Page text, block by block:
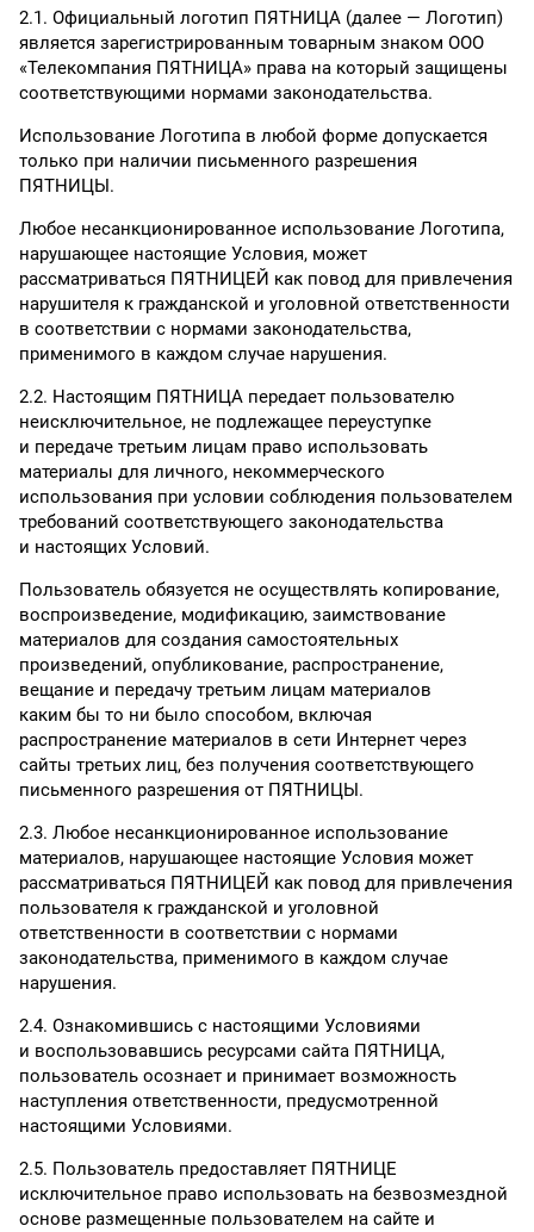
2.1. Официальный логотип ПЯТНИЦА (далее — Логотип)
является зарегистрированным товарным знаком ООО
«Телекомпания ПЯТНИЦА» права на который защищены
соответствующими нормами законодательства.
Использование Логотипа в любой форме допускается
только при наличии письменного разрешения
ПЯТНИЦЫ.
Любое несанкционированное использование Логотипа,
нарушающее настоящие Условия, может
рассматриваться ПЯТНИЦЕЙ как повод для привлечения
нарушителя к гражданской и уголовной ответственности
в соответствии с нормами законодательства,
применимого в каждом случае нарушения.
2.2. Настоящим ПЯТНИЦА передает пользователю
неисключительное, не подлежащее переуступке
и передаче третьим лицам право использовать
материалы для личного, некоммерческого
использования при условии соблюдения пользователем
требований соответствующего законодательства
и настоящих Условий.
Пользователь обязуется не осуществлять копирование,
воспроизведение, модификацию, заимствование
материалов для создания самостоятельных
произведений, опубликование, распространение,
вещание и передачу третьим лицам материалов
каким бы то ни было способом, включая
распространение материалов в сети Интернет через
сайты третьих лиц, без получения соответствующего
письменного разрешения от ПЯТНИЦЫ.
2.3. Любое несанкционированное использование
материалов, нарушающее настоящие Условия может
рассматриваться ПЯТНИЦЕЙ как повод для привлечения
пользователя к гражданской и уголовной
ответственности в соответствии с нормами
законодательства, применимого в каждом случае
нарушения.
2.4. Ознакомившись с настоящими Условиями
и воспользовавшись ресурсами сайта ПЯТНИЦА,
пользователь осознает и принимает возможность
наступления ответственности, предусмотренной
настоящими Условиями.
2.5. Пользователь предоставляет ПЯТНИЦЕ
исключительное право использовать на безвозмездной
основе размещенные пользователем на сайте и